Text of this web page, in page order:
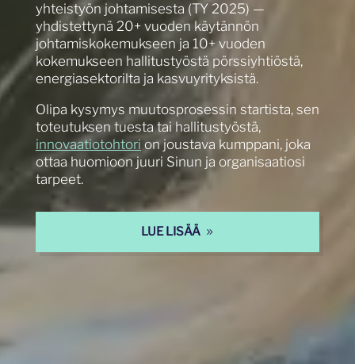
yhteistyön johtamisesta (TY 2025) —
yhdistettynä 20+ vuoden käytännön
johtamiskokemukseen ja 10+ vuoden
kokemukseen hallitustyöstä pörssiyhtiöstä,
energiasektorilta ja kasvuyrityksistä.
Olipa kysymys muutosprosessin startista, sen
toteutuksen tuesta tai hallitustyöstä,
innovaatiotohtori on joustava kumppani, joka
ottaa huomioon juuri Sinun ja organisaatiosi
tarpeet.
LUE LISÄÄ